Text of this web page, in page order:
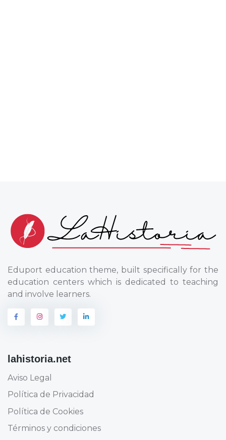
Eduport education theme, built specifically for the
education centers which is dedicated to teaching
and involve learners.
lahistoria.net
Aviso Legal
Política de Privacidad
Política de Cookies
Términos y condiciones